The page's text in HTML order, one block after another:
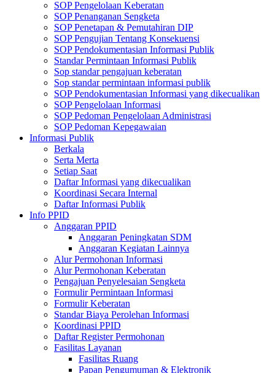
SOP Pengelolaan Keberatan
SOP Penanganan Sengketa
SOP Penetapan & Pemutahiran DIP
SOP Pengujian Tentang Konsekuensi
SOP Pendokumentasian Informasi Publik
Standar Permintaan Informasi Publik
Sop standar pengajuan keberatan
Sop standar permintaan informasi publik
SOP Pendokumentasian Informasi yang dikecualikan
SOP Pengelolaan Informasi
SOP Pedoman Pengelolaan Administrasi
SOP Pedoman Kepegawaian
Informasi Publik
Berkala
Serta Merta
Setiap Saat
Daftar Informasi yang dikecualikan
Koordinasi Secara Internal
Daftar Informasi Publik
Info PPID
Anggaran PPID
Anggaran Peningkatan SDM
Anggaran Kegiatan Lainnya
Alur Permohonan Informasi
Alur Permohonan Keberatan
Pengajuan Penyelesaian Sengketa
Formulir Permintaan Informasi
Formulir Keberatan
Standar Biaya Perolehan Informasi
Koordinasi PPID
Daftar Register Permohonan
Fasilitas Layanan
Fasilitas Ruang
Papan Pengumuman & Elektronik